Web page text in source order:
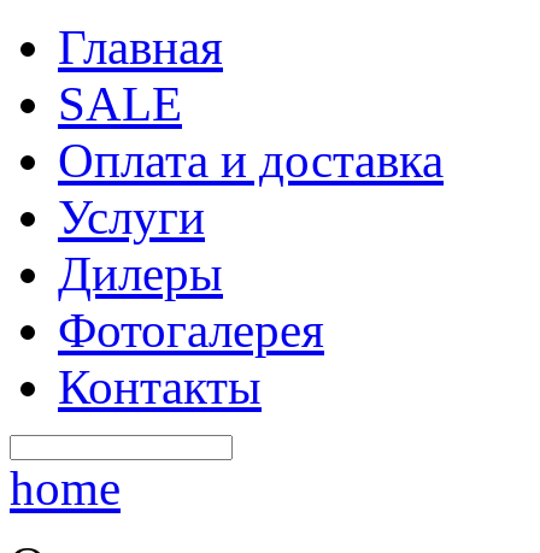
Главная
SALE
Оплата и доставка
Услуги
Дилеры
Фотогалерея
Контакты
home